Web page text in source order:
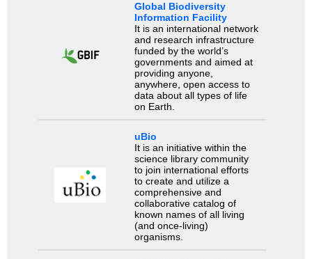
Global Biodiversity
Information Facility
It is an international network
and research infrastructure
funded by the world’s
governments and aimed at
providing anyone,
anywhere, open access to
data about all types of life
on Earth.
uBio
It is an initiative within the
science library community
to join international efforts
to create and utilize a
comprehensive and
collaborative catalog of
known names of all living
(and once-living)
organisms.